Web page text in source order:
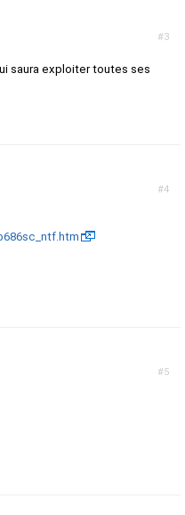
#3
saura exploiter toutes ses
#4
#5